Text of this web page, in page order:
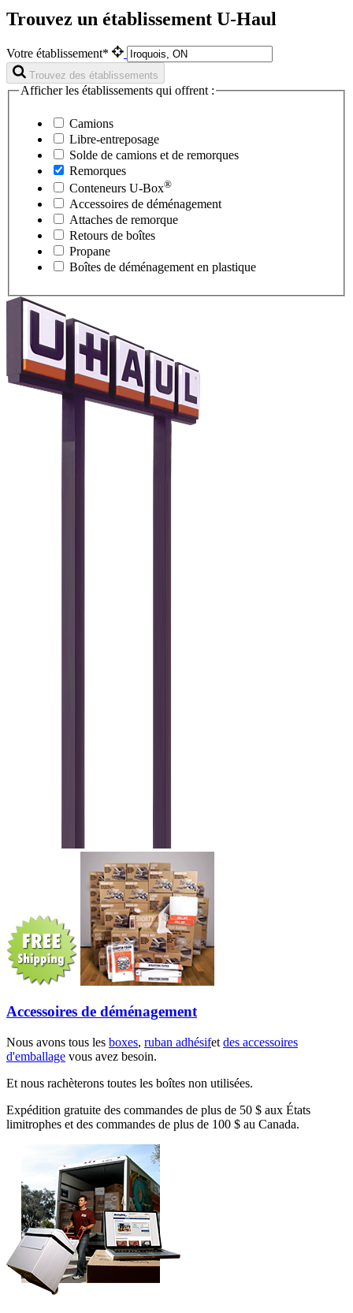
Trouvez un établissement U-Haul
Votre établissement*
Trouvez des établissements
Afficher les établissements qui offrent :
Camions
Libre-entreposage
Solde de camions et de remorques
Remorques
Conteneurs U-Box®
Accessoires de déménagement
Attaches de remorque
Retours de boîtes
Propane
Boîtes de déménagement en plastique
Accessoires de déménagement
Nous avons tous les boxes, ruban adhésifet des accessoires
d'emballage vous avez besoin.
Et nous rachèterons toutes les boîtes non utilisées.
Expédition gratuite des commandes de plus de 50 $ aux États
limitrophes et des commandes de plus de 100 $ au Canada.